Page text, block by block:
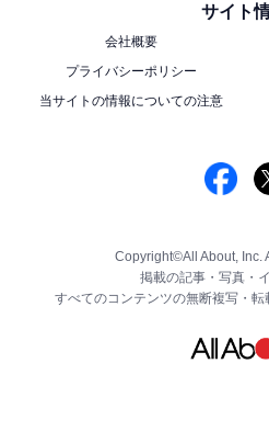
サイト
会社概要
プライバシーポリシー
当サイトの情報についての注意
Copyright©All About, Inc.
掲載の記事・写真・
すべてのコンテンツの無断複写・転